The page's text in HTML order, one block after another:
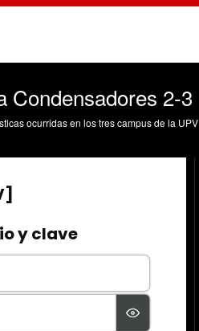
Condensadores 2-3
ocurridas en los tres campus de la UPV